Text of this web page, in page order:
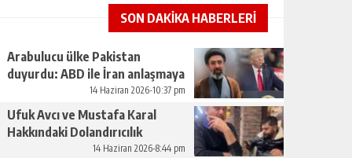
SON DAKİKA HABERLERİ
Arabulucu ülke Pakistan
duyurdu: ABD ile İran anlaşmaya
14 Haziran 2026-10:37 pm
Ufuk Avcı ve Mustafa Karal
Hakkındaki Dolandırıcılık
İddiaları Büyüyor14 Haziran 2026-8:44 pm